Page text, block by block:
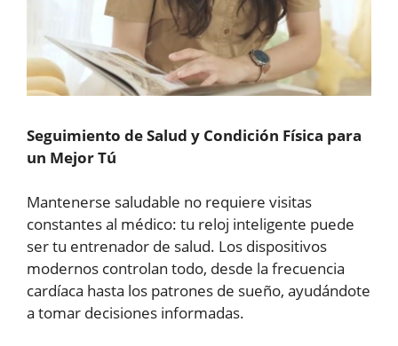
Seguimiento de Salud y Condición Física para
un Mejor Tú
Mantenerse saludable no requiere visitas
constantes al médico: tu reloj inteligente puede
ser tu entrenador de salud. Los dispositivos
modernos controlan todo, desde la frecuencia
cardíaca hasta los patrones de sueño, ayudándote
a tomar decisiones informadas.